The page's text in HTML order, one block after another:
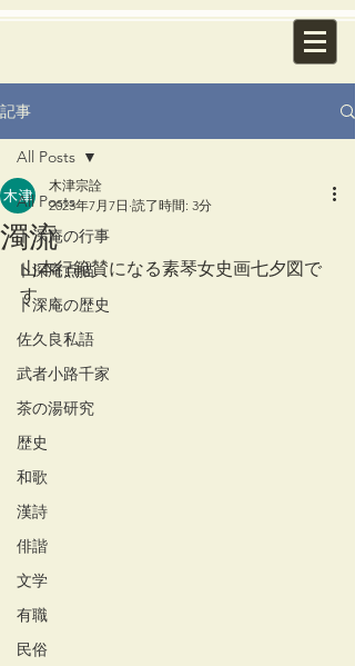
記事
All Posts
卜深庵の行事
卜深庵点描
卜深庵の歴史
佐久良私語
武者小路千家
茶の湯研究
歴史
和歌
漢詩
俳諧
文学
有職
民俗
All Posts
濁流
木津宗詮
2023年7月7日 読了時間: 3分
山本行範賛になる素琴女史画七夕図で
す。